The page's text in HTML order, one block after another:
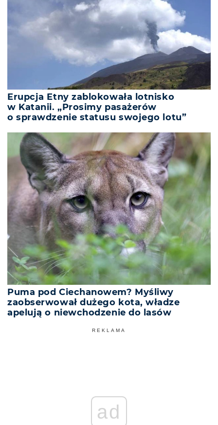
Erupcja Etny zablokowała lotnisko
w Katanii. „Prosimy pasażerów
o sprawdzenie statusu swojego lotu”
Puma pod Ciechanowem? Myśliwy
zaobserwował dużego kota, władze
apelują o niewchodzenie do lasów
REKLAMA
ad